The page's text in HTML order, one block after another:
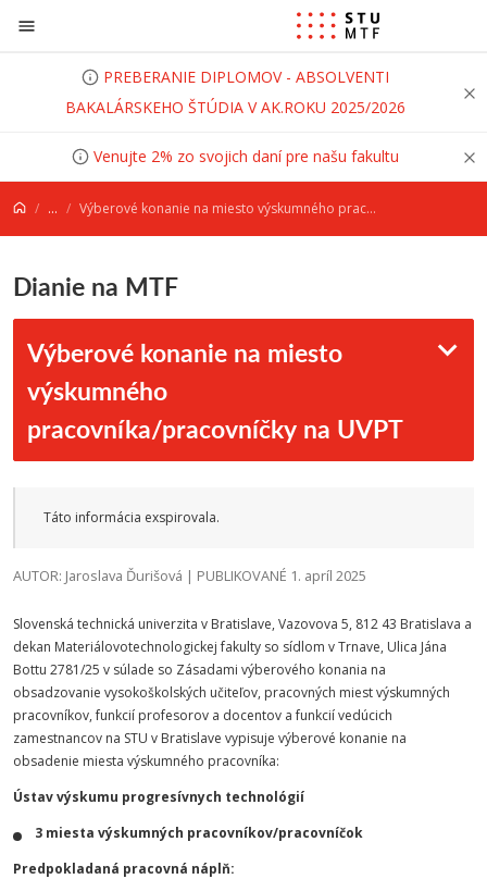
Prejsť na obsah
PREBERANIE DIPLOMOV - ABSOLVENTI
BAKALÁRSKEHO ŠTÚDIA V AK.ROKU 2025/2026
Venujte 2% zo svojich daní pre našu fakultu
... Výberové konanie na miesto výskumného pracovníka/pracovníčky na UVPT
Dianie na MTF
Výberové konanie na miesto
výskumného
pracovníka/pracovníčky na UVPT
Táto informácia exspirovala.
AUTOR: Jaroslava Ďurišová | PUBLIKOVANÉ 1. apríl 2025
Slovenská technická univerzita v Bratislave, Vazovova 5, 812 43 Bratislava a
dekan Materiálovotechnologickej fakulty so sídlom v Trnave, Ulica Jána
Bottu 2781/25 v súlade so Zásadami výberového konania na
obsadzovanie vysokoškolských učiteľov, pracovných miest výskumných
pracovníkov, funkcií profesorov a docentov a funkcií vedúcich
zamestnancov na STU v Bratislave vypisuje výberové konanie na
obsadenie miesta výskumného pracovníka:
Ústav výskumu progresívnych technológií
3 miesta výskumných pracovníkov/pracovníčok
Predpokladaná pracovná náplň: